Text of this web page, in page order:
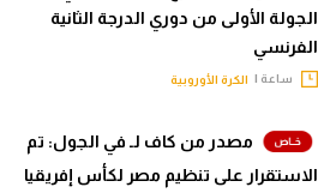
الجولة الأولى من دوري الدرجة الثانية
الفرنسي
ساعة | الكرة الأوروبية
مصدر من كاف لـ في الجول: تم
الاستقرار على تنظيم مصر لكأس إفريقيا